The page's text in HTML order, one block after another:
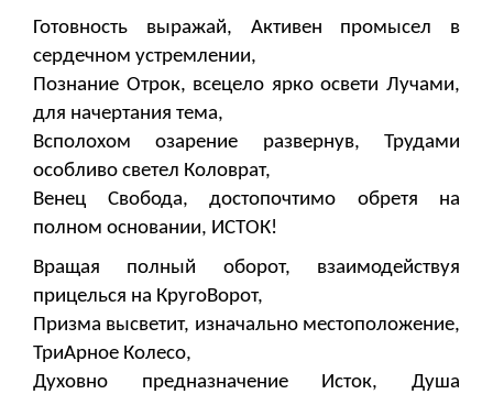
Готовность выражай, Активен промысел в
сердечном устремлении,
Познание Отрок, всецело ярко освети Лучами,
для начертания тема,
Всполохом озарение развернув, Трудами
особливо светел Коловрат,
Венец Свобода, достопочтимо обретя на
полном основании, ИСТОК!
Вращая полный оборот, взаимодействуя
прицелься на КругоВорот,
Призма высветит, изначально местоположение,
ТриАрное Колесо,
Духовно предназначение Исток, Душа